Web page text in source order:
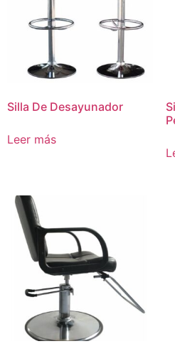
Silla De Desayunador
Leer más